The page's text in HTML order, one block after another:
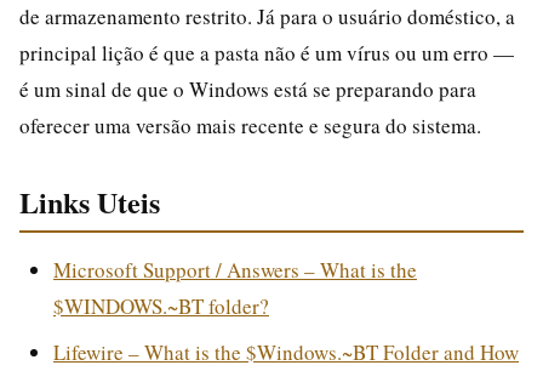
de armazenamento restrito. Já para o usuário doméstico, a
principal lição é que a pasta não é um vírus ou um erro —
é um sinal de que o Windows está se preparando para
oferecer uma versão mais recente e segura do sistema.
Links Uteis
Microsoft Support / Answers – What is the
$WINDOWS.~BT folder?
Lifewire – What is the $Windows.~BT Folder and How